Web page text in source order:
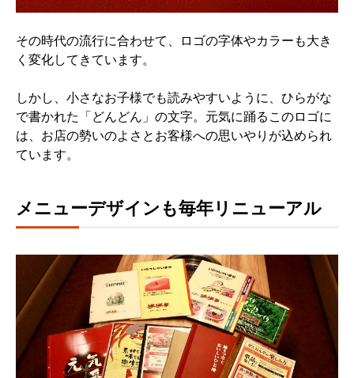
その時代の流行に合わせて、ロゴの字体やカラーも大き
く変化してきています。
しかし、小さなお子様でも読みやすいように、ひらがな
で書かれた「どんどん」の文字。元気に踊るこのロゴに
は、お店の勢いのよさとお客様への思いやりが込められ
ています。
メニューデザインも毎年リニューアル